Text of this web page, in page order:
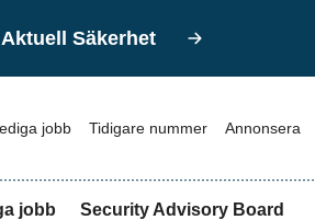
Säkerhet
jobb Tidigare nummer Annonsera
jobb Security Advisory Board